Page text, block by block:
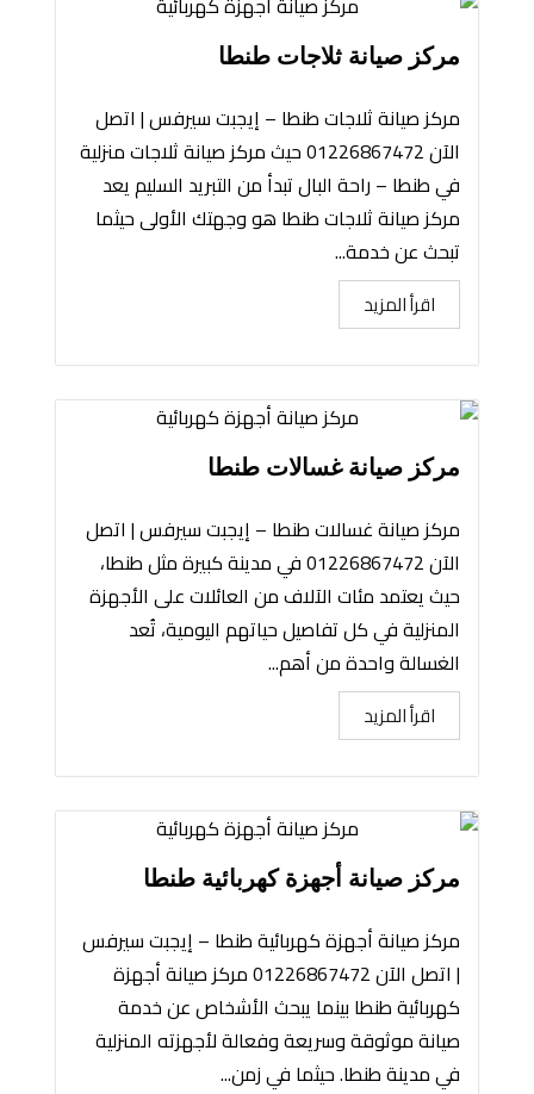
مركز صيانة ثلاجات طنطا
مركز صيانة ثلاجات طنطا – إيجبت سيرفس | اتصل
الآن 01226867472 حيث مركز صيانة ثلاجات منزلية
في طنطا – راحة البال تبدأ من التبريد السليم يعد
مركز صيانة ثلاجات طنطا هو وجهتك الأولى حيثما
تبحث عن خدمة...
اقرأ المزيد
مركز صيانة غسالات طنطا
مركز صيانة غسالات طنطا – إيجبت سيرفس | اتصل
الآن 01226867472 في مدينة كبيرة مثل طنطا،
حيث يعتمد مئات الآلاف من العائلات على الأجهزة
المنزلية في كل تفاصيل حياتهم اليومية، تُعد
الغسالة واحدة من أهم...
اقرأ المزيد
مركز صيانة أجهزة كهربائية طنطا
مركز صيانة أجهزة كهربائية طنطا – إيجبت سيرفس
| اتصل الآن 01226867472 مركز صيانة أجهزة
كهربائية طنطا بينما يبحث الأشخاص عن خدمة
صيانة موثوقة وسريعة وفعالة لأجهزته المنزلية
في مدينة طنطا. حيثما في زمن...